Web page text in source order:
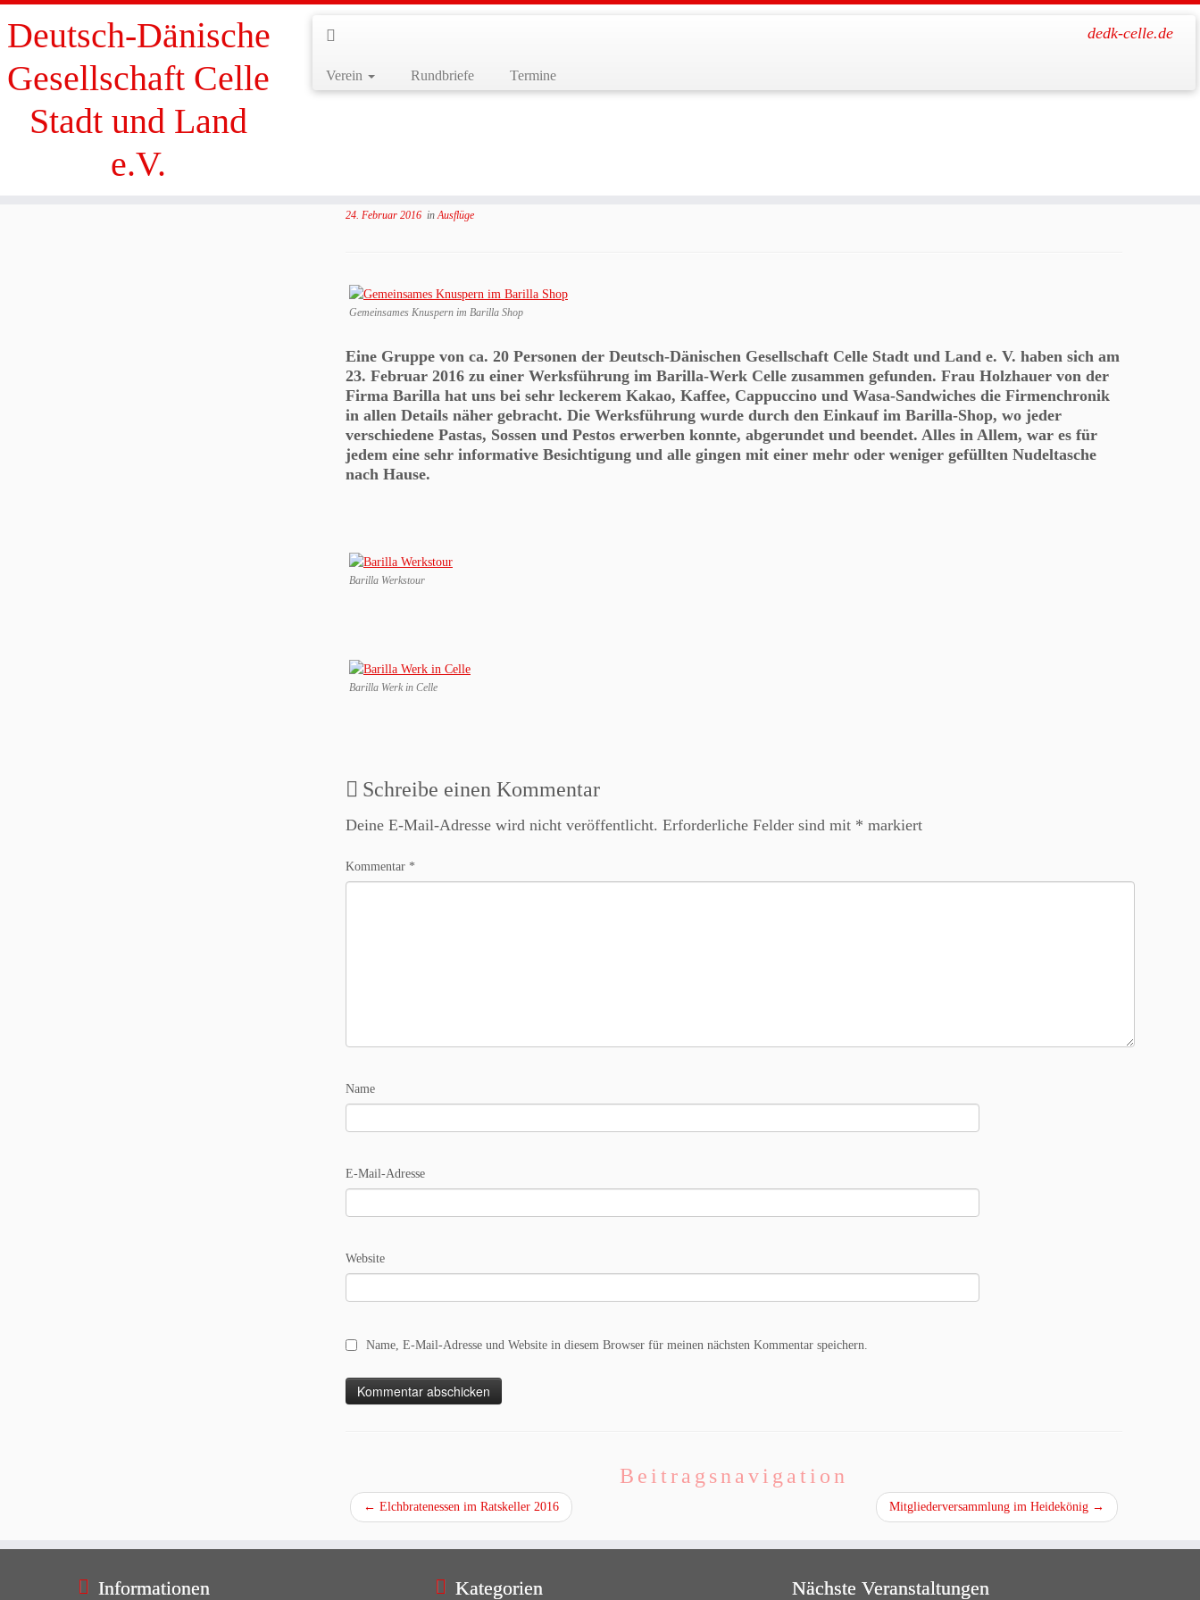
Deutsch-Dänische
Gesellschaft Celle
Stadt und Land
e.V.
dedk-celle.de
Verein Rundbriefe Termine
Start Ausflüge Werksbesichtigung bei Barilla in Celle
24. Februar 2016 inAusflüge
Gemeinsames Knuspern im Barilla Shop
Eine Gruppe von ca. 20 Personen der Deutsch-Dänischen Gesellschaft Celle Stadt und Land e. V. haben sich am
23. Februar 2016 zu einer Werksführung im Barilla-Werk Celle zusammen gefunden. Frau Holzhauer von der
Firma Barilla hat uns bei sehr leckerem Kakao, Kaffee, Cappuccino und Wasa-Sandwiches die Firmenchronik
in allen Details näher gebracht. Die Werksführung wurde durch den Einkauf im Barilla-Shop, wo jeder
verschiedene Pastas, Sossen und Pestos erwerben konnte, abgerundet und beendet. Alles in Allem, war es für
jedem eine sehr informative Besichtigung und alle gingen mit einer mehr oder weniger gefüllten Nudeltasche
nach Hause.
Barilla Werkstour
Barilla Werk in Celle
Schreibe einen Kommentar
Deine E-Mail-Adresse wird nicht veröffentlicht. Erforderliche Felder sind mit * markiert
Kommentar *
Name
E-Mail-Adresse
Website
Name, E-Mail-Adresse und Website in diesem Browser für meinen nächsten Kommentar speichern.
Beitragsnavigation
← Elchbratenessen im Ratskeller 2016 Mitgliederversammlung im Heidekönig →
Informationen Kategorien Nächste Veranstaltungen